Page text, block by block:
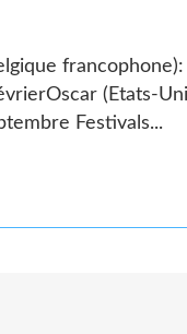
(Etats-
Festivals...